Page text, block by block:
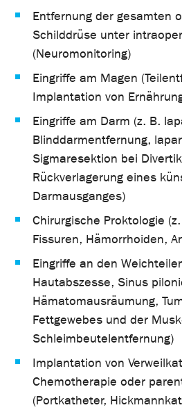
Entfernung der gesamten
Schilddrüse unter
(Neuromonitoring)
Eingriffe am Magen
Implantation von
Eingriffe am Darm (z. B.
Blinddarmentfernung,
Sigmaresektion bei
Rückverlagerung eines
Darmausganges)
Chirurgische Proktologie
Fissuren, Hämorrhoiden,
Eingriffe an den
Hautabszesse, Sinus
Hämatomausräumung,
Fettgewebes und der
Schleimbeutelentfernung)
Implantation von
Chemotherapie oder
(Portkatheter,